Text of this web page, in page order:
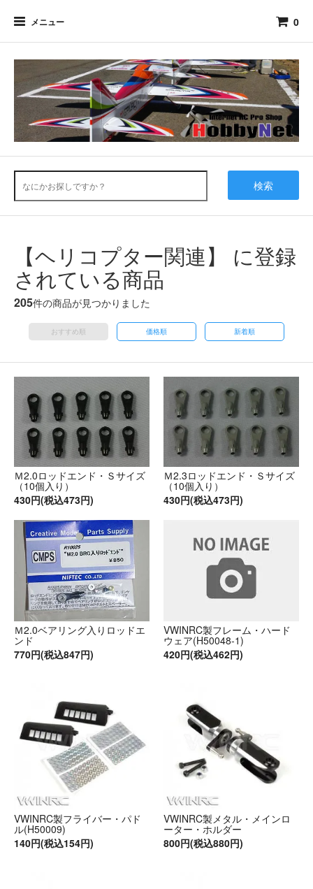
メニュー 0
検索
【ヘリコプター関連】 に登録
されている商品
205件の商品が見つかりました
おすすめ順 価格順 新着順
Ｍ2.0ロッドエンド・Ｓサイズ
（10個入り）
430円(税込473円)
Ｍ2.3ロッドエンド・Ｓサイズ
（10個入り）
430円(税込473円)
Ｍ2.0ベアリング入りロッドエ
ンド
770円(税込847円)
VWINRC製フレーム・ハード
ウェア(H50048-1)
420円(税込462円)
VWINRC製フライバー・パド
ル(H50009)
140円(税込154円)
VWINRC製メタル・メインロ
ーター・ホルダー
800円(税込880円)